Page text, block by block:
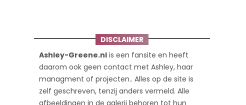
DISCLAIMER
Ashley-Greene.nl is een fansite en heeft
daarom ook geen contact met Ashley, haar
managment of projecten.. Alles op de site is
zelf geschreven, tenzij anders vermeld. Alle
afbeeldingen in de galerij behoren tot hun